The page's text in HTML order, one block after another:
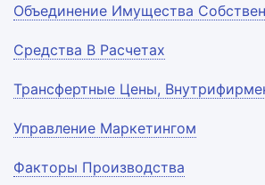
Объединение Имущества
Средства В Расчетах
Трансфертные Цены,
Управление Маркетингом
Факторы Производства